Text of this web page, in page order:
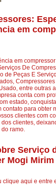
em
em
De
de Peças E
entre outras
conta com
estado,
para obter
clientes com
clientes,
ramo.
Serviço
Mogi Mirim
clique aqui e entre